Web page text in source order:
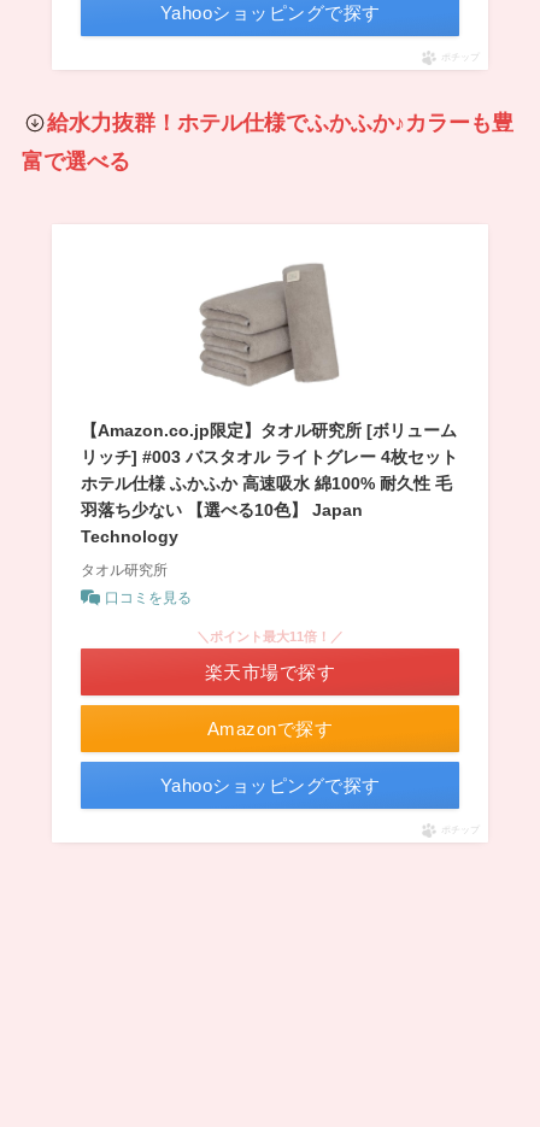
Yahooショッピングで探す
ポチップ
給水力抜群！ホテル仕様でふかふか♪カラーも豊
富で選べる
【Amazon.co.jp限定】タオル研究所 [ボリューム
リッチ] #003 バスタオル ライトグレー 4枚セット
ホテル仕様 ふかふか 高速吸水 綿100% 耐久性 毛
羽落ち少ない 【選べる10色】 Japan
Technology
タオル研究所
口コミを見る
Amazonで探す
＼ポイント最大11倍！／
楽天市場で探す
Yahooショッピングで探す
ポチップ